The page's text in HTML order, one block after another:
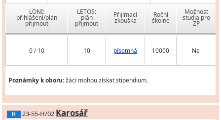
LONI:
přihlášení/plán
přijmout
LETOS:
plán
přijmout
Přijímací
zkouška
Roční
školné
Možnost
studia pro
ZP
0 / 10 10 písemná 10000 Ne
Poznámky k oboru:žáci mohou získat stipendium.
H 23-55-H/02 Karosář